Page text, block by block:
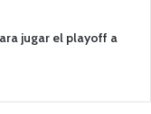
jugar el playoff a